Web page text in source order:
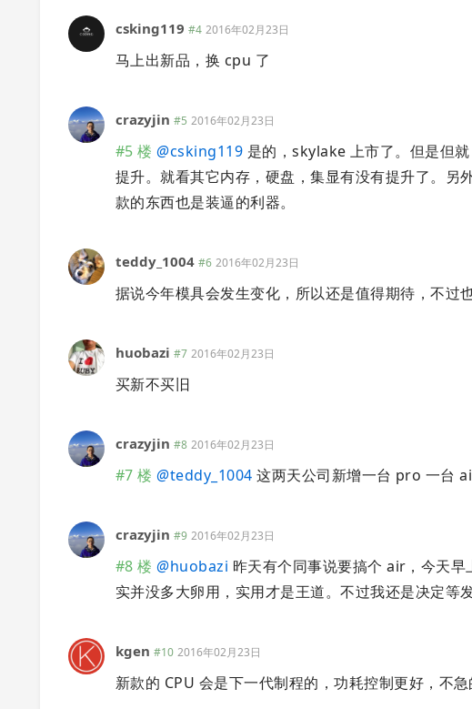
csking119 #4 2016年02月23日
马上出新品，换 cpu 了
crazyjin #5 2016年02月23日
#5 楼 @csking119 是的，skylake 上市了。但是但
提升。就看其它内存，硬盘，集显有没有提升了。另
款的东西也是装逼的利器。
teddy_1004 #6 2016年02月23日
据说今年模具会发生变化，所以还是值得期待，不
huobazi #7 2016年02月23日
买新不买旧
crazyjin #8 2016年02月23日
#7 楼 @teddy_1004 这两天公司新增一台 pro 一台
crazyjin #9 2016年02月23日
#8 楼 @huobazi 昨天有个同事说要搞个 air，今天
实并没多大卵用，实用才是王道。不过我还是决定等发
kgen #10 2016年02月23日
新款的 CPU 会是下一代制程的，功耗控制更好，不急